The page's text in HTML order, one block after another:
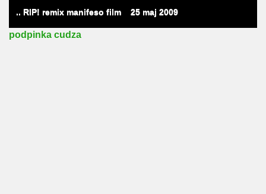
.. RIP! remix manifeso film 25 maj 2009
podpinka cudza